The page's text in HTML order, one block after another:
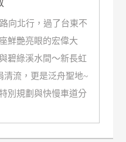
向北行，過了台東不
鮮艷亮眼的宏偉大
碧綠溪水間～新長虹
清流，更是泛舟聖地~
別規劃與快慢車道分